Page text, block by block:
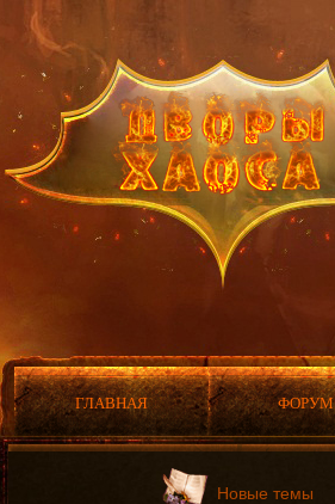
ГЛАВНАЯ ФОРУМ
Новые темы